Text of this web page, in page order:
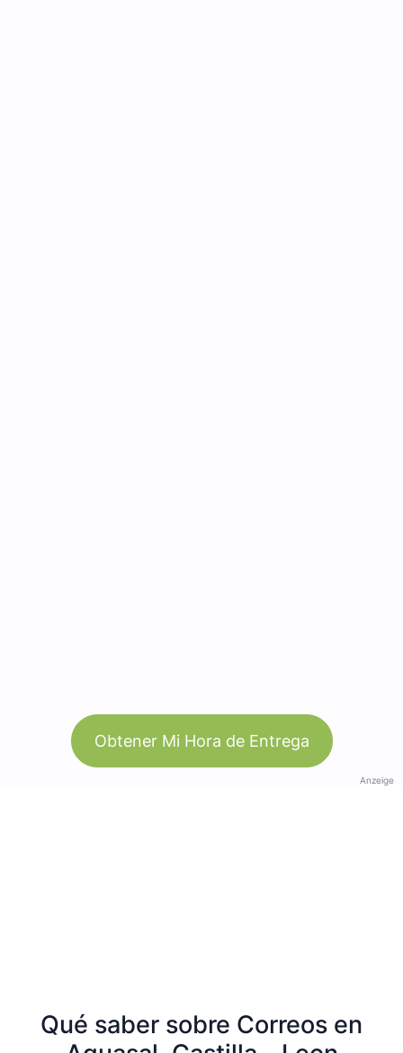
Obtener Mi Hora de Entrega
Anzeige
Qué saber sobre Correos en